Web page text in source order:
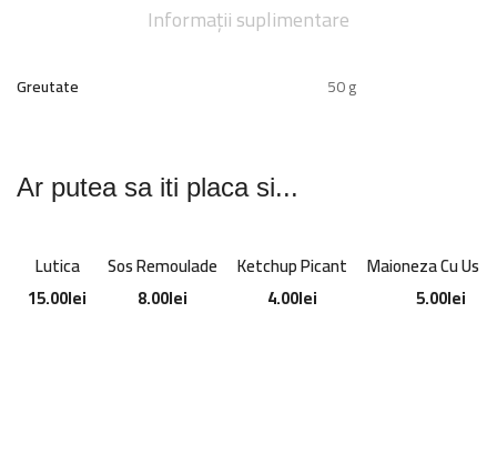
Informații suplimentare
Greutate 50 g
Ar putea sa iti placa si...
Lutica
15.00lei
Sos Remoulade
8.00lei
Ketchup Picant
4.00lei
Maioneza Cu
5.00lei